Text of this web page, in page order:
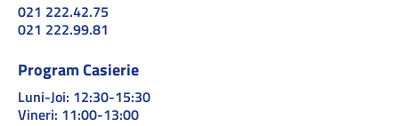
021 222.42.75
021 222.99.81
Program Casierie
Luni-Joi: 12:30-15:30
Vineri: 11:00-13:00